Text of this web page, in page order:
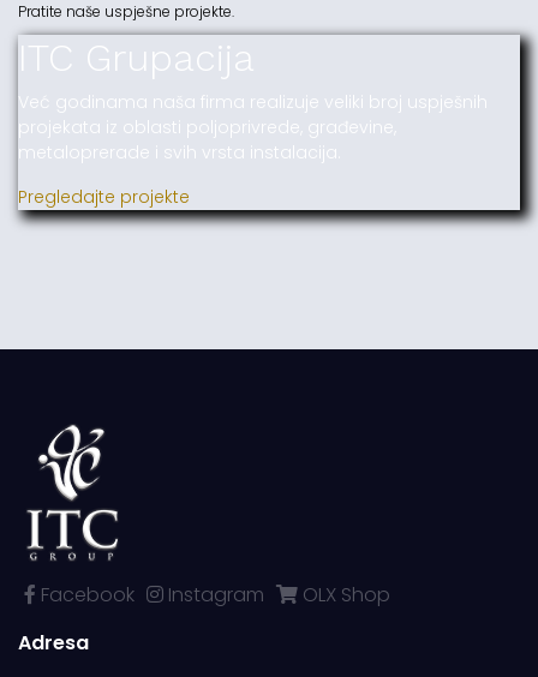
Pratite naše uspješne projekte.
ITC Grupacija
Već godinama naša firma realizuje veliki broj uspješnih
projekata iz oblasti poljoprivrede, građevine,
metaloprerade i svih vrsta instalacija.
Pregledajte projekte
Facebook Instagram
OLX Shop
Adresa